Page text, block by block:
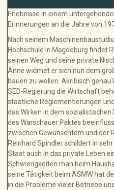
Erlebnisse in einem
Erinnerungen an die Jahre von
Nach seinem
Hochschule in Magdeburg findet
seinen Weg und seine private
Anne widmet er sich nun dem
bauen zu wollen. Akribisch
SED-Regierung die Wirtschaft
staatliche Reglementierungen
das Wirken in dem sozialistischen
des Warschauer Paktes
zwischen Gewünschtem und der
Reinhard Spindler schildert in
Staat auch in das private Leben
Schwierigkeiten man beim
seine Tätigkeit beim ASMW hat
in die Probleme vieler Betriebe